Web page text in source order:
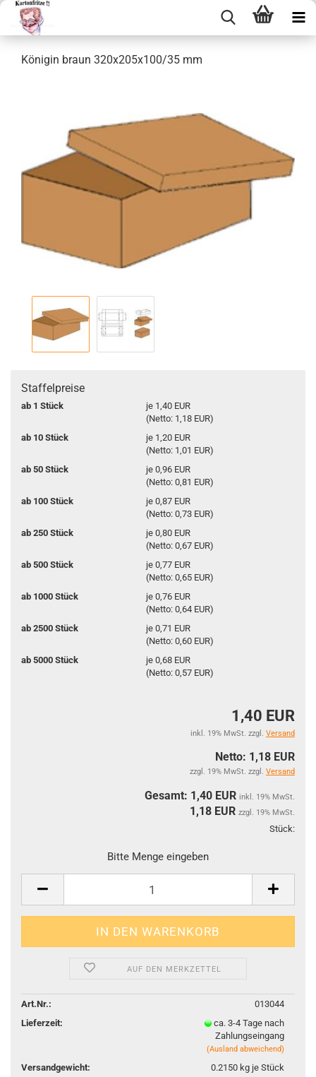
Kö­ni­gin braun 320x205x100/35 mm
Staffelpreise
ab 1 Stück
je 1,40 EUR
(Netto: 1,18 EUR)
ab 10 Stück
je 1,20 EUR
(Netto: 1,01 EUR)
ab 50 Stück
je 0,96 EUR
(Netto: 0,81 EUR)
ab 100 Stück
je 0,87 EUR
(Netto: 0,73 EUR)
ab 250 Stück
je 0,80 EUR
(Netto: 0,67 EUR)
ab 500 Stück
je 0,77 EUR
(Netto: 0,65 EUR)
ab 1000 Stück
je 0,76 EUR
(Netto: 0,64 EUR)
ab 2500 Stück
je 0,71 EUR
(Netto: 0,60 EUR)
ab 5000 Stück
je 0,68 EUR
(Netto: 0,57 EUR)
1,40 EUR
inkl. 19% MwSt. zzgl. Versand
Netto: 1,18 EUR
zzgl. 19% MwSt. zzgl. Versand
Gesamt: 1,40 EUR inkl. 19% MwSt.
1,18 EUR zzgl. 19% MwSt.
Stück:
Bitte Menge eingeben
AUF DEN MERKZETTEL
Art.Nr.:
013044
Lieferzeit:
ca. 3-4 Tage nach
Zahlungseingang
(Ausland abweichend)
Versandgewicht: 0.2150kg je Stück